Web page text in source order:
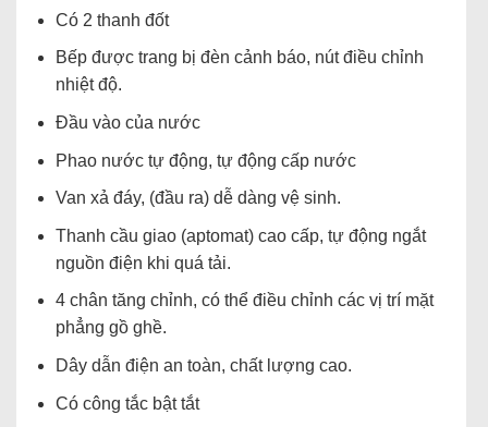
Có 2 thanh đốt
Bếp được trang bị đèn cảnh báo, nút điều chỉnh
nhiệt độ.
Đầu vào của nước
Phao nước tự động, tự động cấp nước
Van xả đáy, (đầu ra) dễ dàng vệ sinh.
Thanh cầu giao (aptomat) cao cấp, tự động ngắt
nguồn điện khi quá tải.
4 chân tăng chỉnh, có thể điều chỉnh các vị trí mặt
phẳng gồ ghề.
Dây dẫn điện an toàn, chất lượng cao.
Có công tắc bật tắt